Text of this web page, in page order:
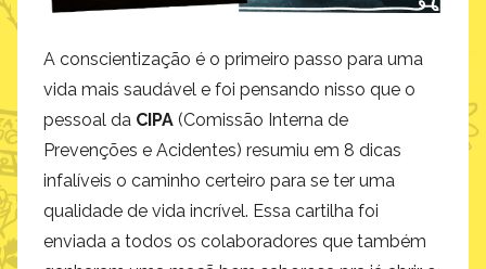
A conscientização é o primeiro passo para uma
vida mais saudável e foi pensando nisso que o
pessoal da CIPA (Comissão Interna de
Prevenções e Acidentes) resumiu em 8 dicas
infalíveis o caminho certeiro para se ter uma
qualidade de vida incrível. Essa cartilha foi
enviada a todos os colaboradores que também